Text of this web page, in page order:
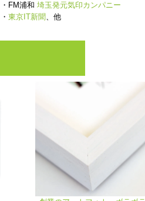
・FM浦和 埼玉発元気印カンパニー
・ 東京IT新聞、他